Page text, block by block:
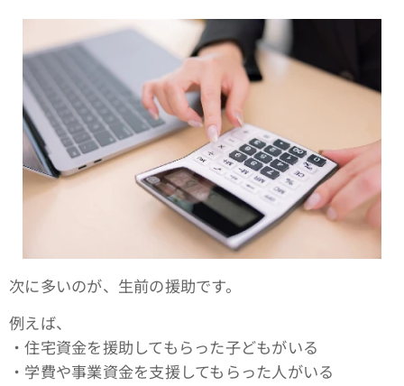
次に多いのが、生前の援助です。
例えば、
・住宅資金を援助してもらった子どもがいる
・学費や事業資金を支援してもらった人がいる